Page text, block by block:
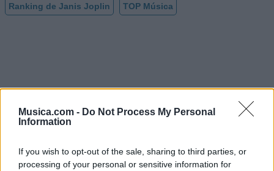
Musica.com - Do Not Process My Personal
Information
If you wish to opt-out of the sale, sharing to third parties, or
processing of your personal or sensitive information for
Ranking de Janis Joplin TOP Música